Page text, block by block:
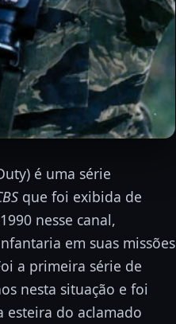
é uma série
que foi exibida de
nesse canal,
em suas missões
a primeira série de
nesta situação e foi
esteira do aclamado